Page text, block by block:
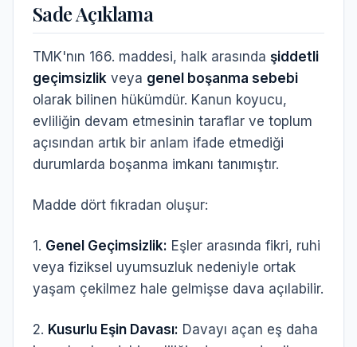
Sade Açıklama
TMK'nın 166. maddesi, halk arasında şiddetli
geçimsizlik veya genel boşanma sebebi
olarak bilinen hükümdür. Kanun koyucu,
evliliğin devam etmesinin taraflar ve toplum
açısından artık bir anlam ifade etmediği
durumlarda boşanma imkanı tanımıştır.
Madde dört fıkradan oluşur:
1. Genel Geçimsizlik: Eşler arasında fikri, ruhi
veya fiziksel uyumsuzluk nedeniyle ortak
yaşam çekilmez hale gelmişse dava açılabilir.
2. Kusurlu Eşin Davası: Davayı açan eş daha